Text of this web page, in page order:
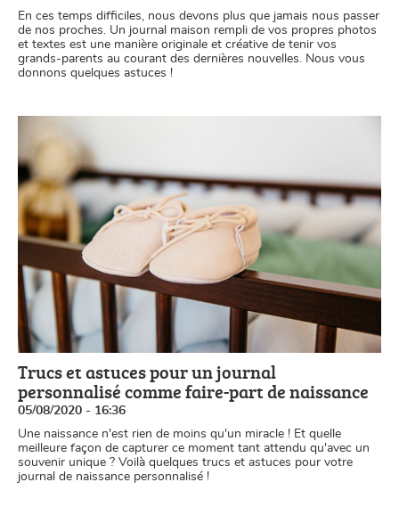
En ces temps difficiles, nous devons plus que jamais nous passer
de nos proches. Un journal maison rempli de vos propres photos
et textes est une manière originale et créative de tenir vos
grands-parents au courant des dernières nouvelles. Nous vous
donnons quelques astuces !
Trucs et astuces pour un journal
personnalisé comme faire-part de naissance
05/08/2020 - 16:36
Une naissance n'est rien de moins qu'un miracle ! Et quelle
meilleure façon de capturer ce moment tant attendu qu'avec un
souvenir unique ? Voilà quelques trucs et astuces pour votre
journal de naissance personnalisé !